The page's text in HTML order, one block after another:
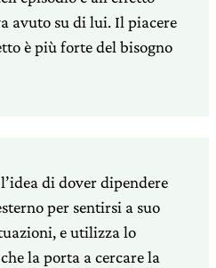
avuto su di lui. Il piacere
è più forte delbisogno
di dover dipendere
per sentirsi a suo
eutilizza lo
la porta a cercare la